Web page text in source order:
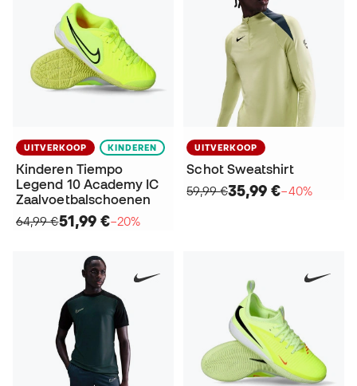
UITVERKOOP KINDEREN
Kinderen Tiempo
Legend 10 Academy IC
Zaalvoetbalschoenen
64,99 €51,99 €−20%
UITVERKOOP
Schot Sweatshirt
59,99 €35,99 €−40%